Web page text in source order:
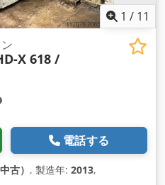
1 / 11
X 618 /
電話する
古） , 製造年: 2013,